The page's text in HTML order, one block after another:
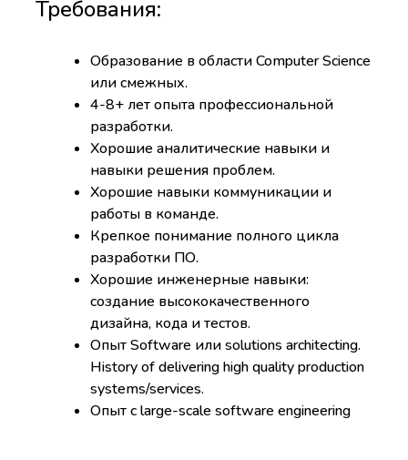
Образование в области Computer Science
или смежных.
4-8+ лет опыта профессиональной
разработки.
Хорошие аналитические навыки и
навыки решения проблем.
Хорошие навыки коммуникации и
работы в команде.
Крепкое понимание полного цикла
разработки ПО.
Хорошие инженерные навыки:
создание высококачественного
дизайна, кода и тестов.
Опыт Software или solutions architecting.
History of delivering high quality production
systems/services.
Опыт с large-scale software engineering
Требования: